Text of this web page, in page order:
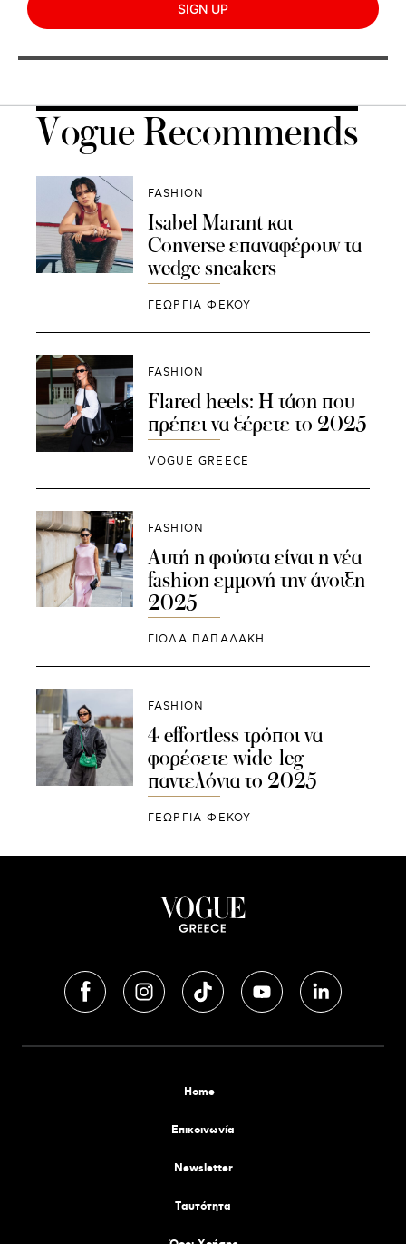
SIGN UP
Vogue Recommends
FASHION
Isabel Marant και
Converse επαναφέρουν τα
wedge sneakers
ΓΕΩΡΓΙΑ ΦΕΚΟΥ
FASHION
Flared heels: Η τάση που
πρέπει να ξέρετε το 2025
VOGUE GREECE
FASHION
Αυτή η φούστα είναι η νέα
fashion εμμονή την άνοιξη
2025
ΓΙΌΛΑ ΠΑΠΑΔΆΚΗ
FASHION
4 effortless τρόποι να
φορέσετε wide-leg
παντελόνια το 2025
ΓΕΩΡΓΙΑ ΦΕΚΟΥ
Home
Επικοινωνία
Newsletter
Tαυτότητα